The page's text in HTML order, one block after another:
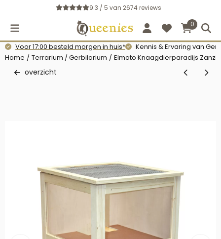
Cookievoorkeuren zijn momenteel gesloten.
9.3 / 5 van 2674reviews
0
Voor 17:00 besteld morgen in huis*
Kennis & Ervaring van
Home / Terrarium / Gerbilarium / Elmato Knaagdierparadijs
overzicht